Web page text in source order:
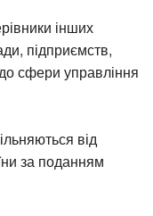
інших
підприємств,
сфери управління
від
за поданням